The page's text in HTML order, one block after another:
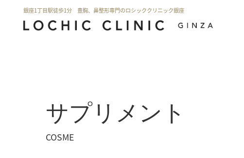
銀座1丁目駅徒歩1分 豊胸、鼻整形専門のロシッククリニック銀座
サプリメント
COSME